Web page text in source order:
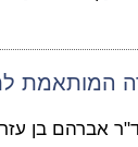
המותאמת
אברהם בן